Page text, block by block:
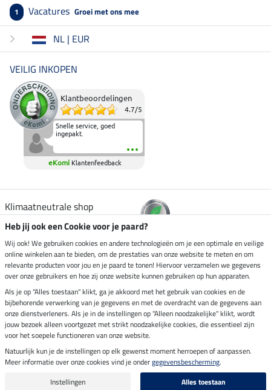
1 Vacatures Groei met ons mee
NL | EUR
VEILIG INKOPEN
Klantbeoordelingen
4.7/5
Snelle service, goed
ingepakt.
eKomi Klantenfeedback
Klimaatneutrale shop
Verzending per
Veilig betalen met
Impressum
Laatste update op 07.08.2026 om 14:39 uur
Alle prijzen in euro's, incl. BTW, excl. verzendkosten.
Heb jij ook een Cookie voor je paard?
Wij ook! We gebruiken cookies en andere technologieën om je een optimale en veilige
online winkelen aan te bieden, om de prestaties van onze website te meten en om
relevante producten voor jou en je paard te tonen! Hiervoor verzamelen we gegevens
over onze gebruikers en hoe zij onze website kunnen gebruiken op hun apparaten.
Als je op "Alles toestaan" klikt, ga je akkoord met het gebruik van cookies en de
bijbehorende verwerking van je gegevens en met de overdracht van de gegevens aan
onze dienstverleners. Als je in de instellingen op "Alleen noodzakelijke" klikt, wordt
jouw bezoek alleen voortgezet met strikt noodzakelijke cookies, die essentieel zijn
voor het soepele functioneren van onze website.
Natuurlijk kun je de instellingen op elk gewenst moment herroepen of aanpassen.
Meer informatie over onze cookies vind je ondergegevensbescherming.
Instellingen
Alles toestaan